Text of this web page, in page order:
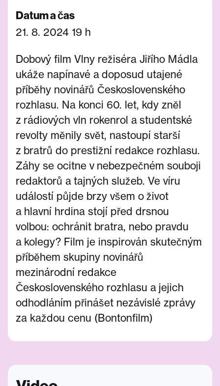
Datum a čas
21. 8. 2024 19 h
Dobový film Vlny režiséra Jiřího Mádla
ukáže napínavé a doposud utajené
příběhy novinářů Československého
rozhlasu. Na konci 60. let, kdy zněl
z rádiových vln rokenrol a studentské
revolty měnily svět, nastoupí starší
z bratrů do prestižní redakce rozhlasu.
Záhy se ocitne v nebezpečném souboji
redaktorů a tajných služeb. Ve víru
událostí půjde brzy všem o život
a hlavní hrdina stojí před drsnou
volbou: ochránit bratra, nebo pravdu
a kolegy? Film je inspirován skutečným
příběhem skupiny novinářů
mezinárodní redakce
Československého rozhlasu a jejich
odhodláním přinášet nezávislé zprávy
za každou cenu (Bontonfilm)